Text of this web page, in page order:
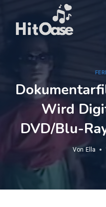
springen
Wird
DVD/Blu-
Von Ella